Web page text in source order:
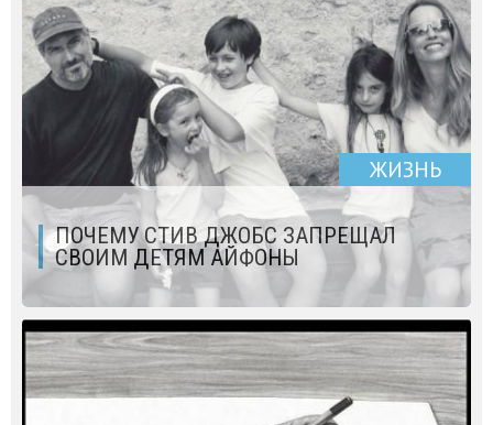
ЖИЗНЬ
ПОЧЕМУ СТИВ ДЖОБС ЗАПРЕЩАЛ
СВОИМ ДЕТЯМ АЙФОНЫ